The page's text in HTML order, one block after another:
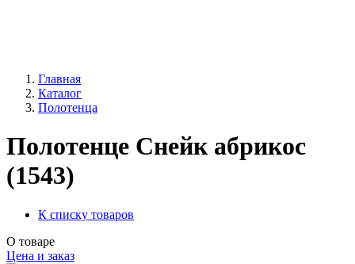
Главная
Каталог
Полотенца
Полотенце Снейк абрикос
(1543)
К списку товаров
О товаре
Цена и заказ